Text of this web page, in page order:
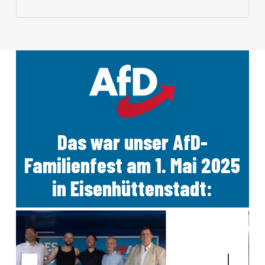
Das war unser AfD-
Familienfest am 1. Mai 2025
in Eisenhüttenstadt: